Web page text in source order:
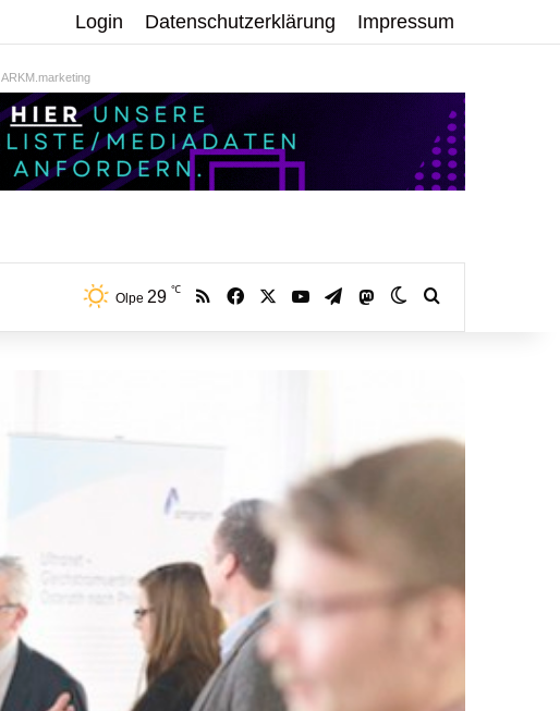
Login Datenschutzerklärung Impressum
ARKM.marketing
Olpe 29 ℃ RSS Facebook YouTubeTelegramMastodonSkin umschalten